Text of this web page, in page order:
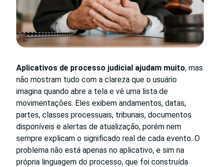
Aplicativos de processo judicial ajudam muito, mas
não mostram tudo com a clareza que o usuário
imagina quando abre a tela e vê uma lista de
movimentações. Eles exibem andamentos, datas,
partes, classes processuais, tribunais, documentos
disponíveis e alertas de atualização, porém nem
sempre explicam o significado real de cada evento. O
problema não está apenas no aplicativo, e sim na
própria linguagem do processo, que foi construída